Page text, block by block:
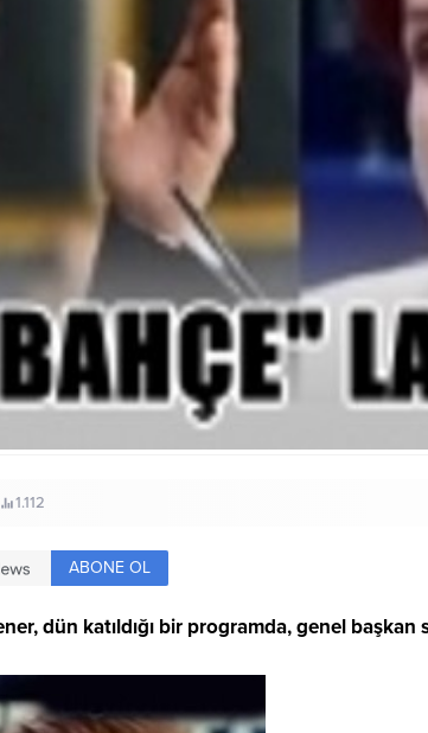
1.112
ABONE OL
dün katıldığı bir programda, genel başkan